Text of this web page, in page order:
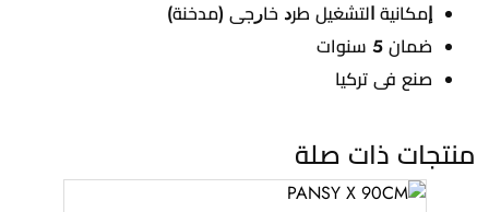
ﺇﻣﻜﺎﻧﻴﺔ ﺍﻟﺘﺸﻐﻴﻞ ﻃﺮﺩ ﺧﺎﺭﺟﻰ (ﻣﺪﺧﻨﺔ)
ضمان 5 سنوات
ﺻﻨﻊ ﻓﻰ ﺗﺮﻛﻴﺎ
منتجات ذات صلة